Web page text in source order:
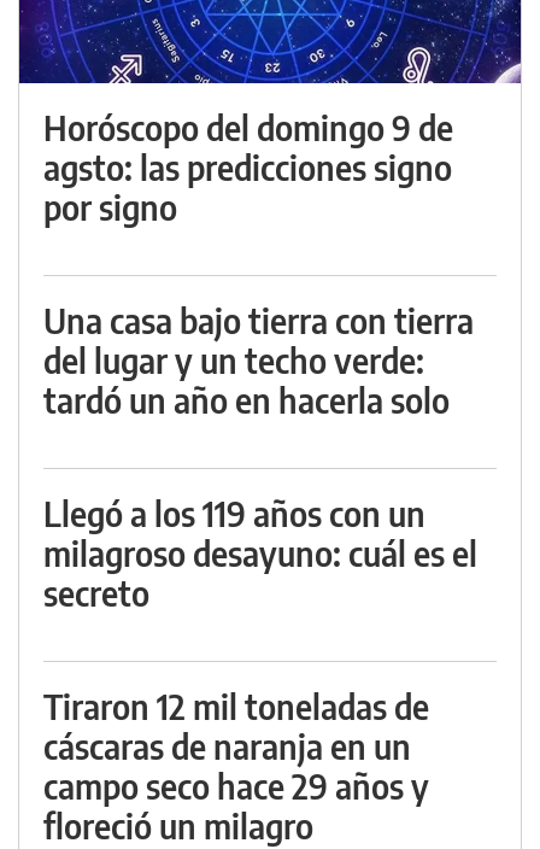
Horóscopo del domingo 9 de
agsto: las predicciones signo
por signo
Una casa bajo tierra con tierra
del lugar y un techo verde:
tardó un año en hacerla solo
Llegó a los 119 años con un
milagroso desayuno: cuál es el
secreto
Tiraron 12 mil toneladas de
cáscaras de naranja en un
campo seco hace 29 años y
floreció un milagro